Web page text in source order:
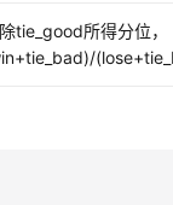
tie_good所得分位，